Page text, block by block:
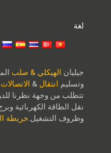
لغة
جيليان الهيكلي & صلب
وتسليم انتقال & الاتصالات
تتطلب من وجهة نظرنا
نقل الطاقة الكهربائية
وظروف التشغيل.خريطة